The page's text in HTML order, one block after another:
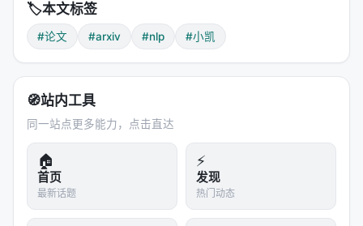
🏷️本文标签
#论文 #arxiv #nlp #小凯
🧭站内工具
同一站点更多能力，点击直达
🏠
首页
最新话题
⚡
发现
热门动态